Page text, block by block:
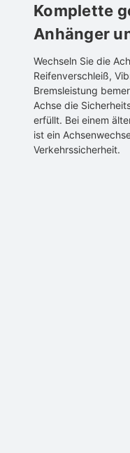
Komplette
Anhänger
Wechseln Sie die
Reifenverschleiß,
Bremsleistung
Achse die
erfüllt. Bei einem
ist ein
Verkehrssicherheit.